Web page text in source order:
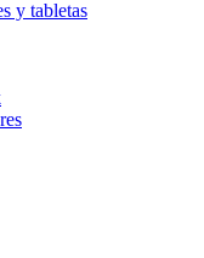
y tabletas